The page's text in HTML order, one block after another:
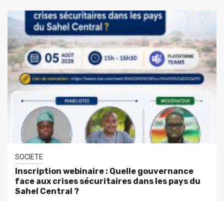
SOCIETE
Inscription webinaire : Quelle gouvernance
face aux crises sécuritaires dans les pays du
Sahel Central ?